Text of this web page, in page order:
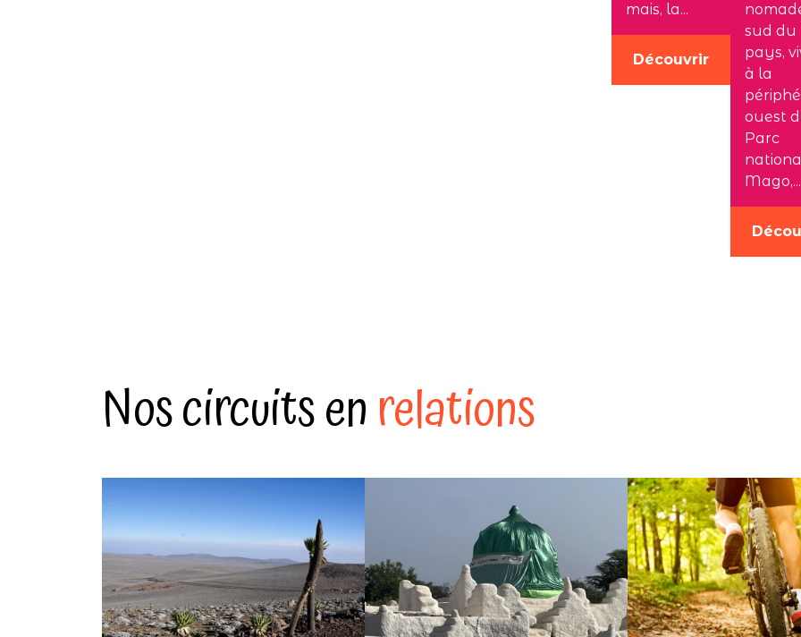
mais, la...
Découvrir
sud du
pays,
à la
ouest
Parc
Mago,...
Nos circuits enrelations